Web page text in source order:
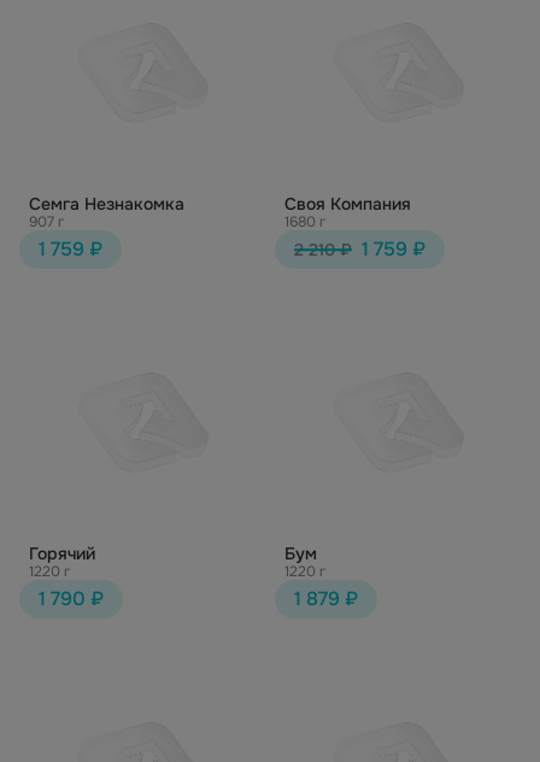
Семга Незнакомка
907 г
1 759 ₽
Своя Компания
1680 г
2 210 ₽ 1 759 ₽
Горячий
1220 г
1 790 ₽
Бум
1220 г
1 879 ₽